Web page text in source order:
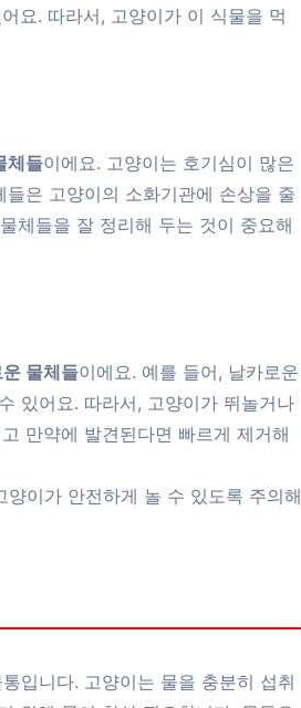
요. 따라서, 고양이가 이 식물을 먹
체들이에요. 고양이는 호기심이 많은
은 고양이의 소화기관에 손상을 줄
체들을 잘 정리해 두는 것이 중요해
물체들이에요. 예를 들어, 날카로운
있어요. 따라서, 고양이가 뛰놀거나
만약에 발견된다면 빠르게 제거해
이가 안전하게 놀 수 있도록 주의해
입니다. 고양이는 물을 충분히 섭취